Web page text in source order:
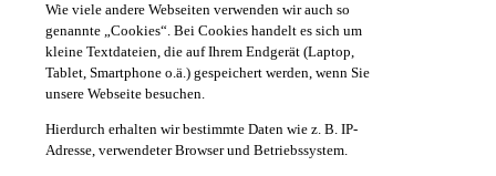
Wie viele andere Webseiten verwenden wir auch so
genannte „Cookies“. Bei Cookies handelt es sich um
kleine Textdateien, die auf Ihrem Endgerät (Laptop,
Tablet, Smartphone o.ä.) gespeichert werden, wenn Sie
unsere Webseite besuchen.
Hierdurch erhalten wir bestimmte Daten wie z. B. IP-
Adresse, verwendeter Browser und Betriebssystem.